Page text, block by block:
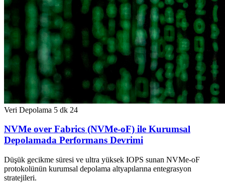
Veri Depolama 5 dk 24
NVMe over Fabrics (NVMe-oF) ile Kurumsal
Depolamada Performans Devrimi
Düşük gecikme süresi ve ultra yüksek IOPS sunan NVMe-oF
protokolünün kurumsal depolama altyapılarına entegrasyon
stratejileri.